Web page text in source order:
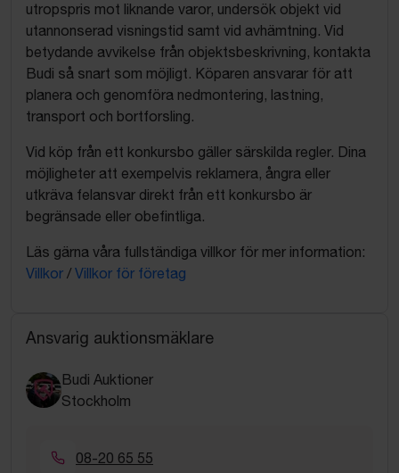
utropspris mot liknande varor, undersök objekt vid
utannonserad visningstid samt vid avhämtning. Vid
betydande avvikelse från objektsbeskrivning, kontakta
Budi så snart som möjligt. Köparen ansvarar för att
planera och genomföra nedmontering, lastning,
transport och bortforsling.
Vid köp från ett konkursbo gäller särskilda regler. Dina
möjligheter att exempelvis reklamera, ångra eller
utkräva felansvar direkt från ett konkursbo är
begränsade eller obefintliga.
Läs gärna våra fullständiga villkor för mer information:
Villkor / Villkor för företag
Ansvarig auktionsmäklare
Budi Auktioner
Stockholm
08-20 65 55